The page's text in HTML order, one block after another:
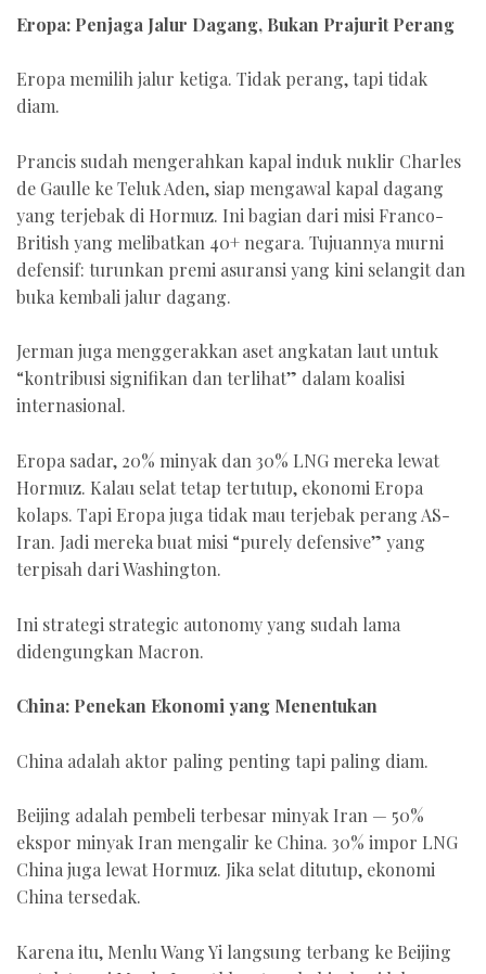
Eropa: Penjaga Jalur Dagang, Bukan Prajurit Perang
Eropa memilih jalur ketiga. Tidak perang, tapi tidak
diam.
Prancis sudah mengerahkan kapal induk nuklir Charles
de Gaulle ke Teluk Aden, siap mengawal kapal dagang
yang terjebak di Hormuz. Ini bagian dari misi Franco-
British yang melibatkan 40+ negara. Tujuannya murni
defensif: turunkan premi asuransi yang kini selangit dan
buka kembali jalur dagang.
Jerman juga menggerakkan aset angkatan laut untuk
“kontribusi signifikan dan terlihat” dalam koalisi
internasional.
Eropa sadar, 20% minyak dan 30% LNG mereka lewat
Hormuz. Kalau selat tetap tertutup, ekonomi Eropa
kolaps. Tapi Eropa juga tidak mau terjebak perang AS-
Iran. Jadi mereka buat misi “purely defensive” yang
terpisah dari Washington.
Ini strategi strategic autonomy yang sudah lama
didengungkan Macron.
China: Penekan Ekonomi yang Menentukan
China adalah aktor paling penting tapi paling diam.
Beijing adalah pembeli terbesar minyak Iran — 50%
ekspor minyak Iran mengalir ke China. 30% impor LNG
China juga lewat Hormuz. Jika selat ditutup, ekonomi
China tersedak.
Karena itu, Menlu Wang Yi langsung terbang ke Beijing